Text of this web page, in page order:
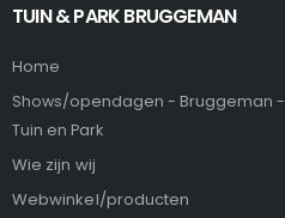
TUIN & PARK BRUGGEMAN
Home
Shows/opendagen - Bruggeman -
Tuin en Park
Wie zijn wij
Webwinkel/producten